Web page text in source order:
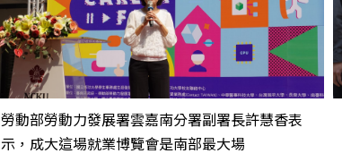
勞動部勞動力發展署雲嘉南分署副署長許慧香表
示，成大這場就業博覽會是南部最大場